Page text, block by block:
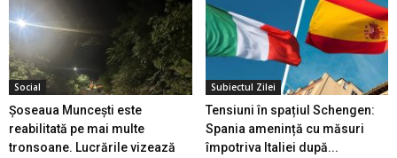
Social
Șoseaua Muncești este
reabilitată pe mai multe
tronsoane. Lucrările vizează
Subiectul Zilei
Tensiuni în spațiul Schengen:
Spania amenință cu măsuri
împotriva Italiei după...